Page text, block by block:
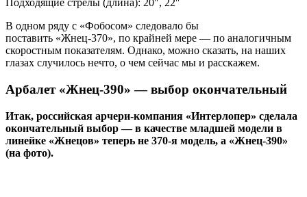
Подходящие стрелы (длина): 20″, 22″
В одном ряду с «Фобосом» следовало бы
поставить «Жнец-370», по крайней мере — по аналогичным
скоростным показателям. Однако, можно сказать, на наших
глазах случилось нечто, о чем сейчас мы и расскажем.
Арбалет «Жнец-390» — выбор окончательный
Итак, российская арчери-компания «Интерлопер» сделала
окончательный выбор — в качестве младшей модели в
линейке «Жнецов» теперь не 370-я модель, а «Жнец-390»
(на фото).